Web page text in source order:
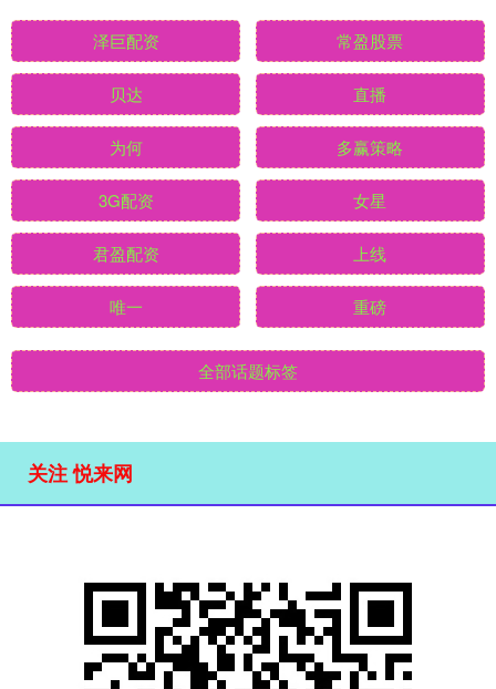
泽巨配资 常盈股票
贝达 直播
为何 多赢策略
3G配资 女星
君盈配资 上线
唯一 重磅
全部话题标签
关注 悦来网